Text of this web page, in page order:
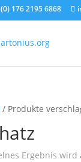
176 2195 6868
/ Produkte
Ergebnis wird